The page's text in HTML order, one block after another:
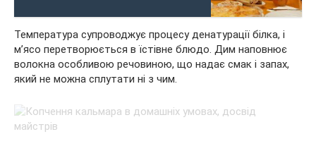
Температура супроводжує процесу денатурації білка, і
м’ясо перетворюється в їстівне блюдо. Дим наповнює
волокна особливою речовиною, що надає смак і запах,
який не можна сплутати ні з чим.